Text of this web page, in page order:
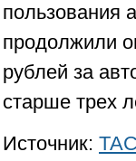
пользования
продолжили
рублей за
старше трех
Источник: